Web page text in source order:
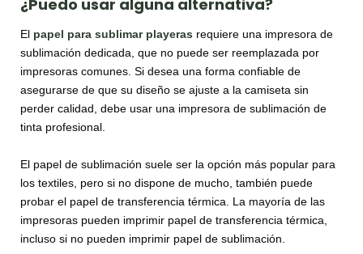
¿Puedo usar alguna alternativa?
El papel para sublimar playeras requiere una impresora de
sublimación dedicada, que no puede ser reemplazada por
impresoras comunes. Si desea una forma confiable de
asegurarse de que su diseño se ajuste a la camiseta sin
perder calidad, debe usar una impresora de sublimación de
tinta profesional.
El papel de sublimación suele ser la opción más popular para
los textiles, pero si no dispone de mucho, también puede
probar el papel de transferencia térmica. La mayoría de las
impresoras pueden imprimir papel de transferencia térmica,
incluso si no pueden imprimir papel de sublimación.